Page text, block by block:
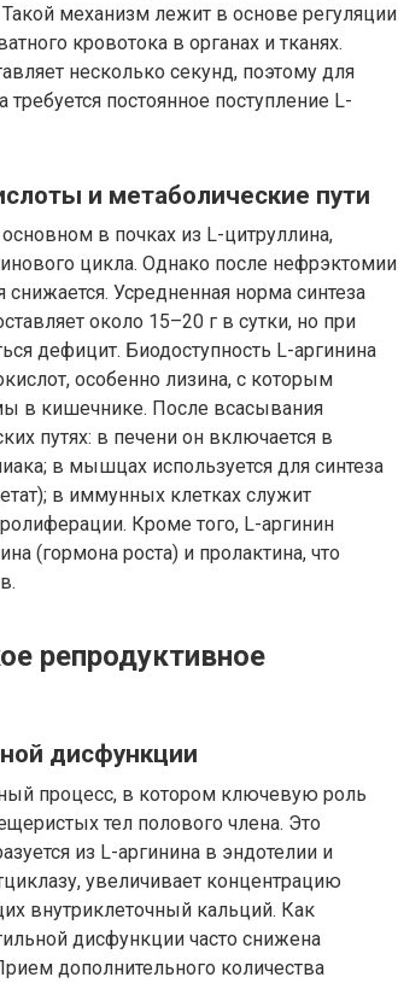
механизм лежит в основе регуляции
кровотока в органах и тканях.
несколько секунд, поэтому для
постоянное поступление L-
и метаболические пути
в почках из L-цитруллина,
цикла. Однако после нефрэктомии
Усредненная норма синтеза
около 15–20 г в сутки, но при
дефицит. Биодоступность L-аргинина
особенно лизина, с которым
в кишечнике. После всасывания
путях: в печени он включается в
в мышцах используется для синтеза
в иммунных клетках служит
Кроме того, L-аргинин
(гормона роста) и пролактина, что
репродуктивное
дисфункции
процесс, в котором ключевую роль
тел полового члена. Это
из L-аргинина в эндотелии и
увеличивает концентрацию
внутриклеточный кальций. Как
дисфункции часто снижена
дополнительного количества